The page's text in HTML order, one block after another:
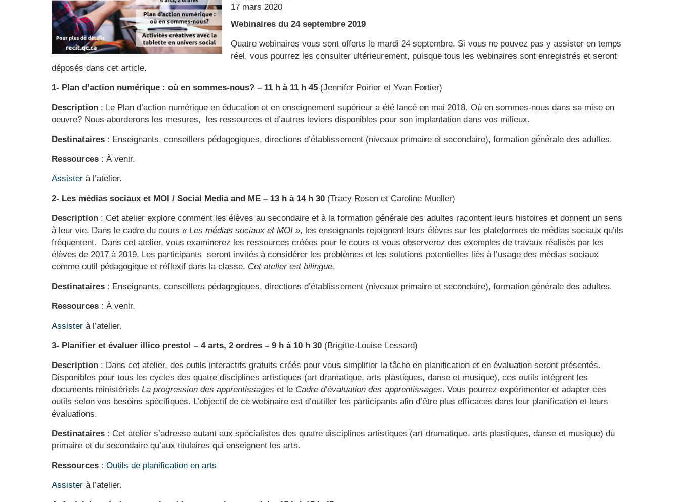
17 mars 2020
Webinaires du 24 septembre 2019
Quatre webinaires vous sont offerts le mardi 24 septembre. Si vous ne pouvez pas y assister en temps
réel, vous pourrez les consulter ultérieurement, puisque tous les webinaires sont enregistrés et seront
déposés dans cet article.
1- Plan d’action numérique : où en sommes-nous? – 11 h à 11 h 45 (Jennifer Poirier et Yvan Fortier)
Description : Le Plan d’action numérique en éducation et en enseignement supérieur a été lancé en mai 2018. Où en sommes-nous dans sa mise en
oeuvre? Nous aborderons les mesures, les ressources et d’autres leviers disponibles pour son implantation dans vos milieux.
Destinataires : Enseignants, conseillers pédagogiques, directions d’établissement (niveaux primaire et secondaire), formation générale des adultes.
Ressources : À venir.
Assister à l’atelier.
2- Les médias sociaux et MOI / Social Media and ME – 13 h à 14 h 30 (Tracy Rosen et Caroline Mueller)
Description : Cet atelier explore comment les élèves au secondaire et à la formation générale des adultes racontent leurs histoires et donnent un sens
à leur vie. Dans le cadre du cours « Les médias sociaux et MOI », les enseignants rejoignent leurs élèves sur les plateformes de médias sociaux qu’ils
fréquentent. Dans cet atelier, vous examinerez les ressources créées pour le cours et vous observerez des exemples de travaux réalisés par les
élèves de 2017 à 2019. Les participants seront invités à considérer les problèmes et les solutions potentielles liés à l’usage des médias sociaux
comme outil pédagogique et réflexif dans la classe. Cet atelier est bilingue.
Destinataires : Enseignants, conseillers pédagogiques, directions d’établissement (niveaux primaire et secondaire), formation générale des adultes.
Ressources : À venir.
Assister à l’atelier.
3- Planifier et évaluer illico presto! – 4 arts, 2 ordres – 9 h à 10 h 30 (Brigitte-Louise Lessard)
Description : Dans cet atelier, des outils interactifs gratuits créés pour vous simplifier la tâche en planification et en évaluation seront présentés.
Disponibles pour tous les cycles des quatre disciplines artistiques (art dramatique, arts plastiques, danse et musique), ces outils intègrent les
documents ministériels La progression des apprentissages et le Cadre d’évaluation des apprentissages. Vous pourrez expérimenter et adapter ces
outils selon vos besoins spécifiques. L’objectif de ce webinaire est d’outiller les participants afin d’être plus efficaces dans leur planification et leurs
évaluations.
Destinataires : Cet atelier s’adresse autant aux spécialistes des quatre disciplines artistiques (art dramatique, arts plastiques, danse et musique) du
primaire et du secondaire qu’aux titulaires qui enseignent les arts.
Ressources : Outils de planification en arts
Assister à l’atelier.